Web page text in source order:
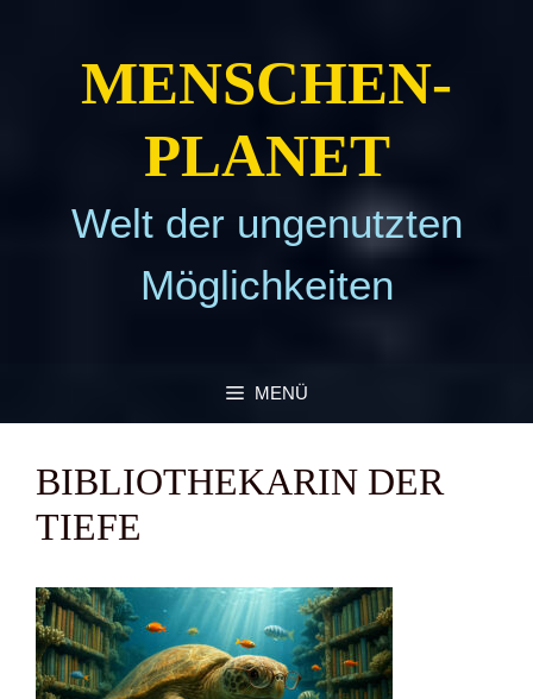
MEN­SCHEN­
PLA­NET
Welt der ungenutzten
Möglichkeiten
MENÜ
BIBLIO­THE­KA­RIN DER
TIE­FE